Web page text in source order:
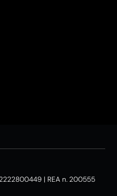
| REA n. 200555